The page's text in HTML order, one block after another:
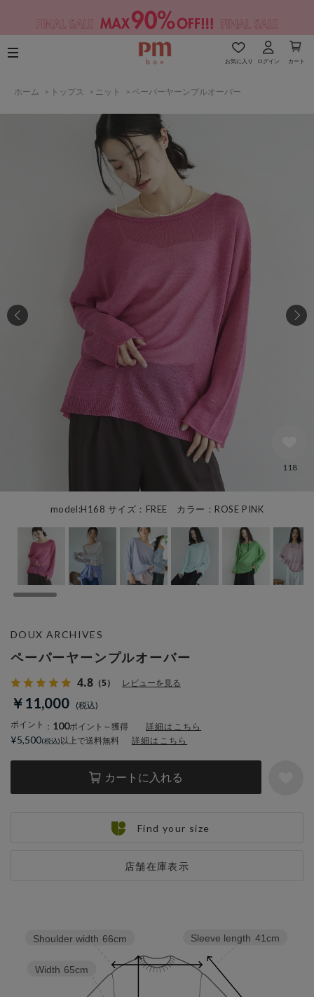
お気に入り ログイン カート
ホーム > トップス > ニット > ペーパーヤーンプルオーバー
model:H168 サイズ：FREE カラー：ROSE PINK
118
ペーパーヤーンプルオーバー
4.8 （5） レビューを見る
￥11,000
ポイント ： 100ポイント～獲得 詳細はこちら
カートに入れる
店舗在庫表示
DOUX ARCHIVES
¥5,500 以上で送料無料 詳細はこちら
Find your size
Sleeve length 41cm
Width 65cm
Shoulder width 66cm